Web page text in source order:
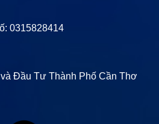
0315828414
Đầu Tư Thành Phố Cần Thơ